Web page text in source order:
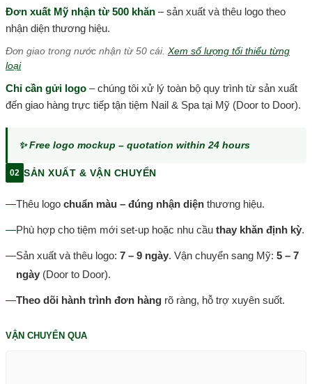
Đơn xuất Mỹ nhận từ 500 khăn – sản xuất và thêu logo theo
nhận diện thương hiệu.
Đơn giao trong nước nhận từ 50 cái. Xem số lượng tối thiểu từng
loại
Chỉ cần gửi logo – chúng tôi xử lý toàn bộ quy trình từ sản xuất
đến giao hàng trực tiếp tận tiệm Nail & Spa tại Mỹ (Door to Door).
✨ Free logo mockup – quotation within 24 hours
02 SẢN XUẤT & VẬN CHUYỂN
—Thêu logo chuẩn màu – đúng nhận diện thương hiệu.
—Phù hợp cho tiệm mới set-up hoặc nhu cầu thay khăn định kỳ.
—Sản xuất và thêu logo: 7 – 9 ngày. Vận chuyển sang Mỹ: 5 – 7
ngày (Door to Door).
—Theo dõi hành trình đơn hàng rõ ràng, hỗ trợ xuyên suốt.
VẬN CHUYỂN QUA